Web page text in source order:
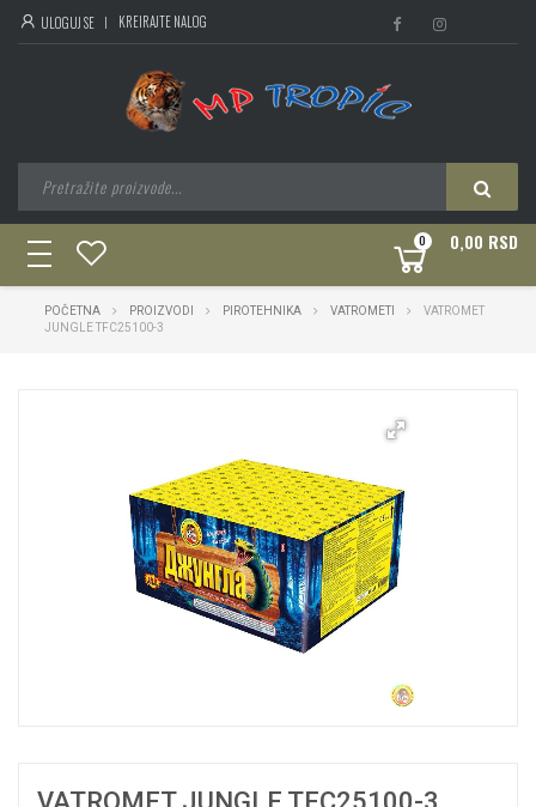
ULOGUJ SE KREIRAJTE NALOG
toggle
navigation
0 0,00 RSD
POČETNA PROIZVODI PIROTEHNIKA VATROMETI
VATROMET
JUNGLE TFC25100-3